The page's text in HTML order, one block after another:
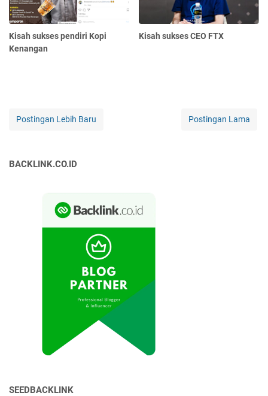
Kisah sukses pendiri Kopi
Kenangan
Kisah sukses CEO FTX
Postingan Lebih Baru Postingan Lama
BACKLINK.CO.ID
SEEDBACKLINK